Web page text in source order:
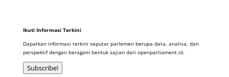
Ikuti Informasi Terkini
Dapatkan informasi terkini seputar parlemen berupa data, analisa, dan
perspektif dengan beragam bentuk sajian dari openparliament.id.
Subscribe!